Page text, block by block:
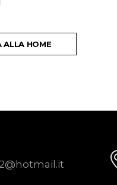
HOME